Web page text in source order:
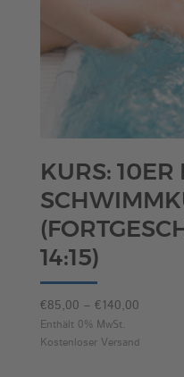
KURS: 10ER
14:15)
€85,00 – € 140,00
bis
Enthält 0% MwSt.
Kostenloser Versand